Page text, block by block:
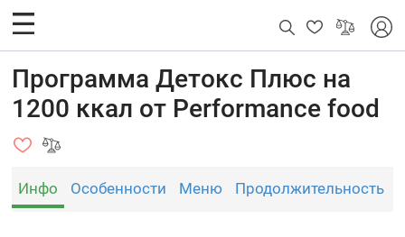
Программа Детокс Плюс на
1200 ккал от Performance food
Инфо Особенности Меню Продолжительность